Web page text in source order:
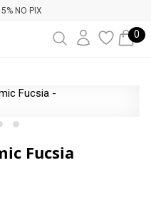
NO PIX
0
Fucsia